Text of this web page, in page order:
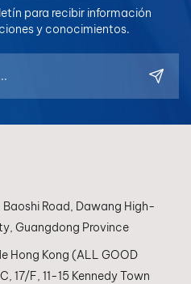
Português
日本語
بالعربية
中文
para recibir información
y conocimientos.
Road, Dawang High-
Guangdong Province
Hong Kong (ALL GOOD
17/F, 11-15 Kennedy Town